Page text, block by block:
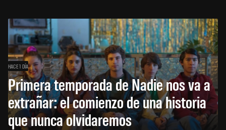
HACE 1 DÍA
Primera temporada de Nadie nos va a
extrañar: el comienzo de una historia
que nunca olvidaremos